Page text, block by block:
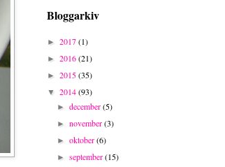
Bloggarkiv
► 2017(1)
► 2016(21)
► 2015(35)
▼ 2014(93)
►december(5)
►november(3)
►oktober(6)
►september(15)